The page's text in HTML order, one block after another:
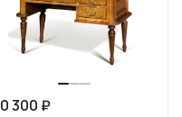
300 ₽